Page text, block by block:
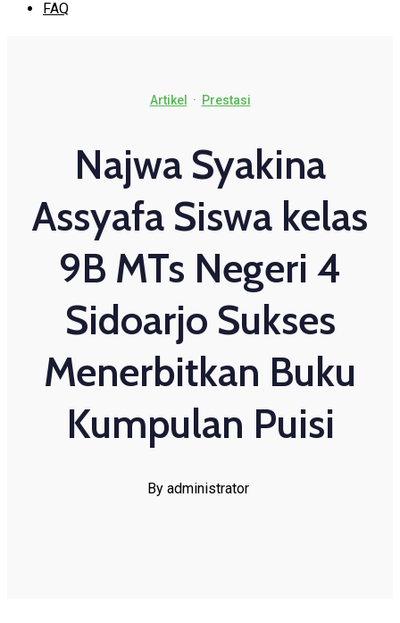
FAQ
Artikel · Prestasi
Najwa Syakina
Assyafa Siswa kelas
9B MTs Negeri 4
Sidoarjo Sukses
Menerbitkan Buku
Kumpulan Puisi
By administrator